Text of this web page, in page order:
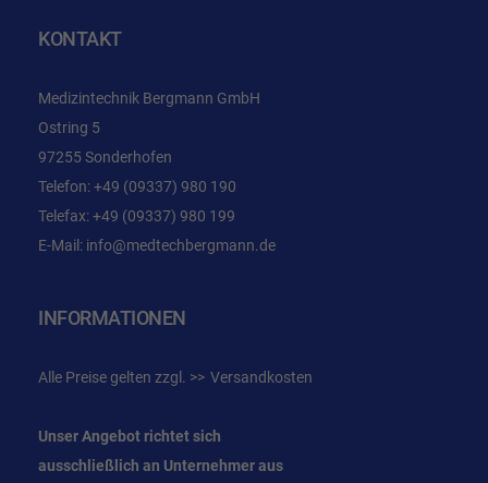
KONTAKT
Medizintechnik Bergmann GmbH
Ostring 5
97255 Sonderhofen
Telefon:+49 (09337) 980 190
Telefax: +49 (09337) 980 199
E-Mail: info@medtechbergmann.de
INFORMATIONEN
Alle Preise gelten zzgl. Versandkosten
Unser Angebot richtet sich
ausschließlich an Unternehmeraus